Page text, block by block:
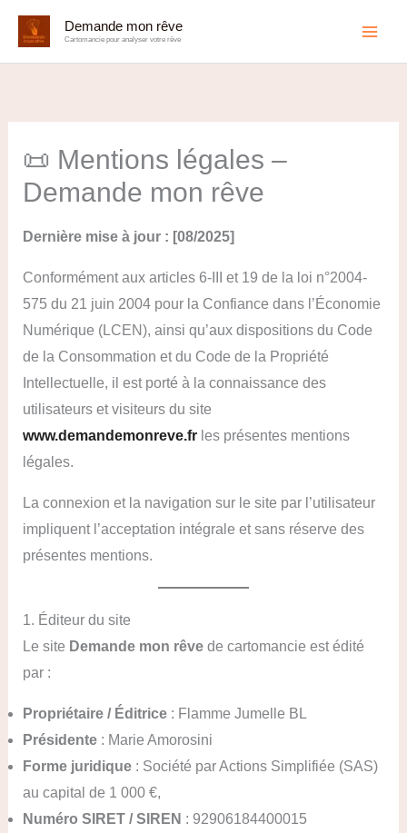
Aller
contenu
Demande mon rêve
Cartomancie pour analyser votre rêve
📜 Mentions légales –
Demande mon rêve
Dernière mise à jour : [08/2025]
Conformément aux articles 6-III et 19 de la loi n°2004-
575 du 21 juin 2004 pour la Confiance dans l’Économie
Numérique (LCEN), ainsi qu’aux dispositions du Code
de la Consommation et du Code de la Propriété
Intellectuelle, il est porté à la connaissance des
utilisateurs et visiteurs du site
www.demandemonreve.frles présentes mentions
légales.
La connexion et la navigation sur le site par l’utilisateur
impliquent l’acceptation intégrale et sans réserve des
présentes mentions.
1. Éditeur du site
Le site Demande mon rêve de cartomancie est édité
par :
Propriétaire / Éditrice: Flamme Jumelle BL
Présidente: Marie Amorosini
Forme juridique: Société par Actions Simplifiée (SAS)
au capital de 1 000 €,
Numéro SIRET / SIREN : 92906184400015